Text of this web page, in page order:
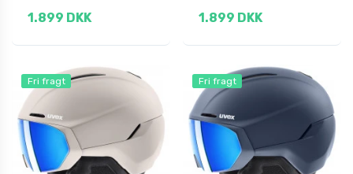
1.899 DKK 1.899 DKK
Fri fragt Fri fragt